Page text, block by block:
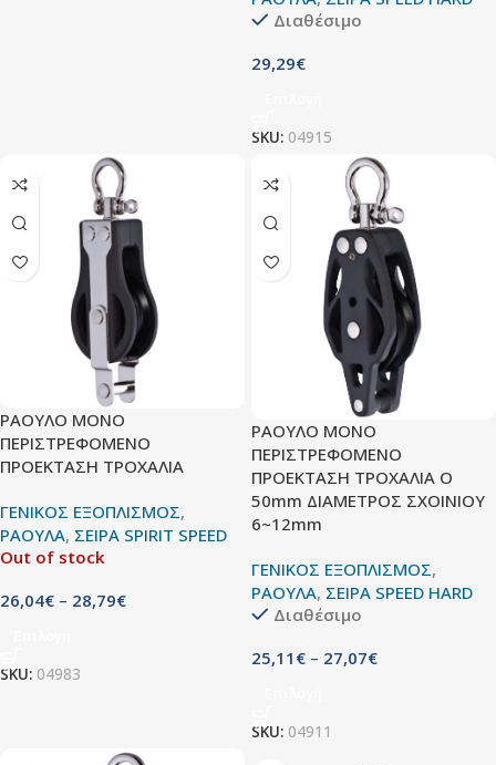
Διαθέσιμο
29,29€
SKU: 04915
ΡΑΟΥΛΟ ΜΟΝΟ
ΠΕΡΙΣΤΡΕΦΟΜΕΝΟ
ΠΡΟΕΚΤΑΣΗ ΤΡΟΧΑΛΙΑ
ΓΕΝΙΚΟΣ ΕΞΟΠΛΙΣΜΟΣ,
ΡΑΟΥΛΑ, ΣΕΙΡΑ SPIRIT SPEED
Out of stock
26,04€ – 28,79€
SKU: 04983
ΡΑΟΥΛΟ ΜΟΝΟ
ΠΕΡΙΣΤΡΕΦΟΜΕΝΟ
ΠΡΟΕΚΤΑΣΗ ΤΡΟΧΑΛΙΑ O
50mm ΔΙΑΜΕΤΡΟΣ ΣΧΟΙΝΙΟΥ
6~12mm
ΓΕΝΙΚΟΣ ΕΞΟΠΛΙΣΜΟΣ,
ΡΑΟΥΛΑ, ΣΕΙΡΑ SPEED HARD
Διαθέσιμο
25,11 € – 27,07€
SKU: 04911